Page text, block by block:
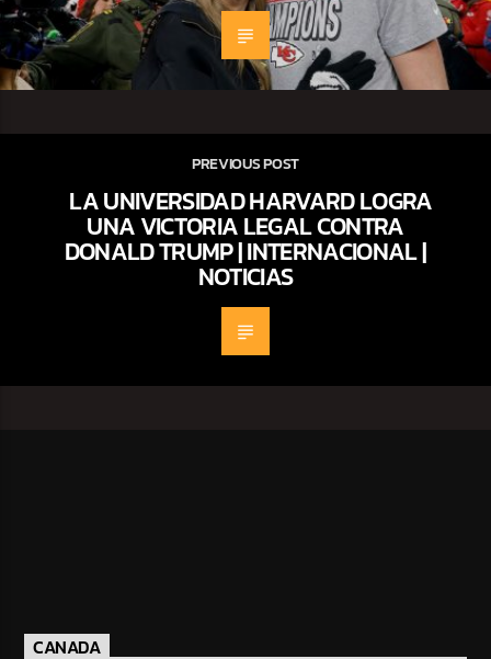
PREVIOUS POST
LA UNIVERSIDAD HARVARD LOGRA
UNA VICTORIA LEGAL CONTRA
DONALD TRUMP | INTERNACIONAL |
NOTICIAS
CANADA